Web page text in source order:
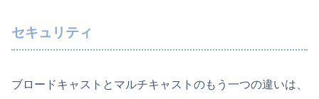
セキュリティ
ブロードキャストとマルチキャストのもう一つの違いは、